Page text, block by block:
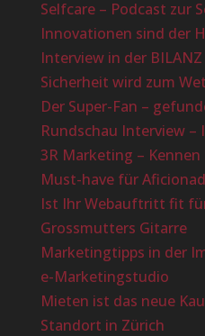
Selfcare – Podcast zur
Innovationen sind der
Interview in der BILANZ
Sicherheit wird zum
Der Super-Fan –
Rundschau Interview –
3R Marketing – Kennen
Must-have für
Ist Ihr Webauftritt fit
Grossmutters Gitarre
Marketingtipps in der
e-Marketingstudio
Mieten ist das neue
Standort in Zürich